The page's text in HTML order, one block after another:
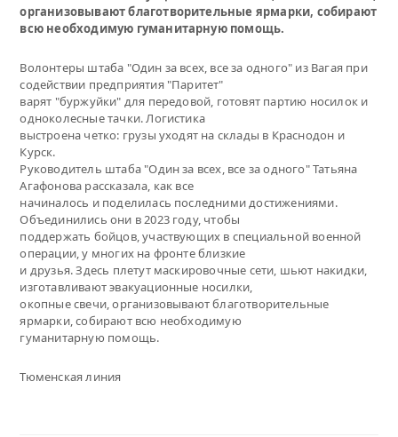
организовывают благотворительные ярмарки, собирают
всю необходимую гуманитарную помощь.
Волонтеры штаба "Один за всех, все за одного" из Вагая при
содействии предприятия "Паритет"
варят "буржуйки" для передовой, готовят партию носилок и
одноколесные тачки. Логистика
выстроена четко: грузы уходят на склады в Краснодон и
Курск.
Руководитель штаба "Один за всех, все за одного" Татьяна
Агафонова рассказала, как все
начиналось и поделилась последними достижениями.
Объединились они в 2023 году, чтобы
поддержать бойцов, участвующих в специальной военной
операции, у многих на фронте близкие
и друзья. Здесь плетут маскировочные сети, шьют накидки,
изготавливают эвакуационные носилки,
окопные свечи, организовывают благотворительные
ярмарки, собирают всю необходимую
гуманитарную помощь.
Тюменская линия